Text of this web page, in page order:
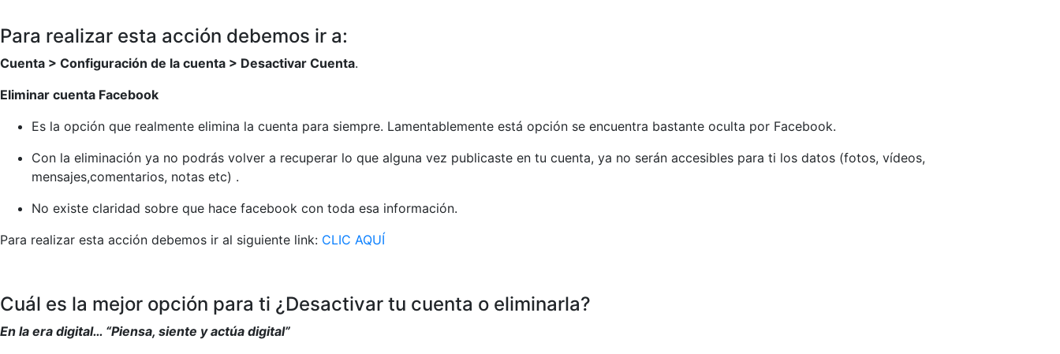
Para realizar esta acción debemos ir a:
Cuenta > Configuración de la cuenta > Desactivar Cuenta.
Eliminar cuenta Facebook
Es la opción que realmente elimina la cuenta para siempre. Lamentablemente está opción se encuentra bastante oculta por Facebook.
Con la eliminación ya no podrás volver a recuperar lo que alguna vez publicaste en tu cuenta, ya no serán accesibles para ti los datos (fotos, vídeos,
mensajes,comentarios, notas etc) .
No existe claridad sobre que hace facebook con toda esa información.
Para realizar esta acción debemos ir al siguiente link: CLIC AQUÍ
Cuál es la mejor opción para ti ¿Desactivar tu cuenta o eliminarla?
En la era digital… “Piensa, siente y actúa digital”